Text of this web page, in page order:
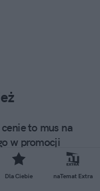
Dla Ciebie naTemat Extra
to mus na
w promocji